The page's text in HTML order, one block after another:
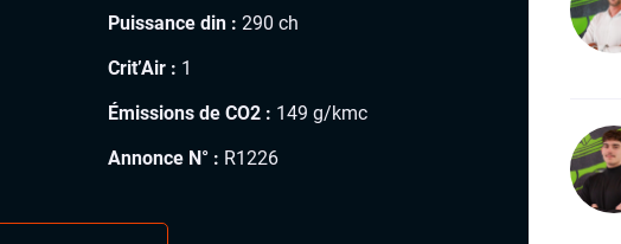
Puissance din : 290 ch
Crit’Air : 1
Émissions de CO2 : 149 g/kmc
Annonce N° : R1226